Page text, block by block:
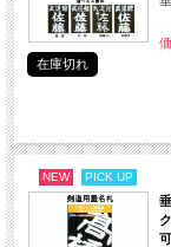
在庫切れ
NEW PICK UP